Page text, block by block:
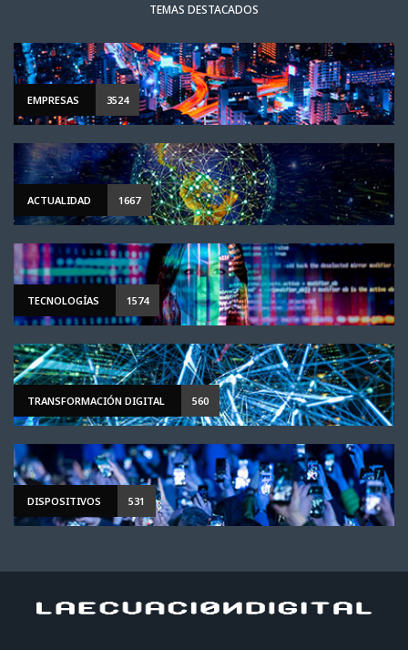
TEMAS DESTACADOS
EMPRESAS 3524
ACTUALIDAD 1667
TECNOLOGÍAS 1574
TRANSFORMACIÓN DIGITAL 560
DISPOSITIVOS 531